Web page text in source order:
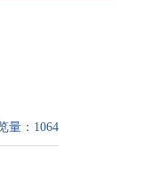
量： 1064